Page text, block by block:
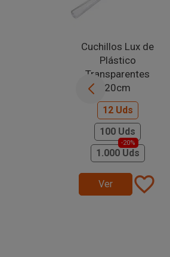
Cuchillos Lux de
Plástico
Transparentes
20cm
12 Uds
100 Uds
1.000 Uds
-20%
Ver favorite_border